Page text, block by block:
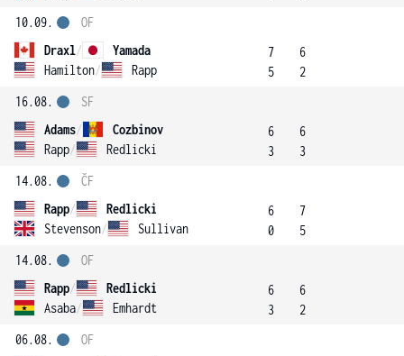
10.09.
Draxl/
Yamada
Hamilton/ Rapp
OF
7
5
6
2
16.08.
Adams/
Cozbinov
Rapp/ Redlicki
SF
6
3
6
3
14.08.
Rapp/
Redlicki
Stevenson/ Sullivan
ČF
6
0
7
5
14.08.
Rapp/
Redlicki
Asaba/ Emhardt
OF
6
3
6
2
06.08.
OF